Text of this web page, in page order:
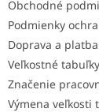
Obchodné
Podmienky
Doprava a platba
Veľkostné tabuľky
Značenie
Výmena veľkosti